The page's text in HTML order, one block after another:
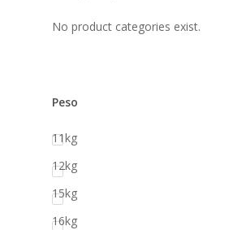
No product categories exist.
Peso
11kg
12kg
15kg
16kg